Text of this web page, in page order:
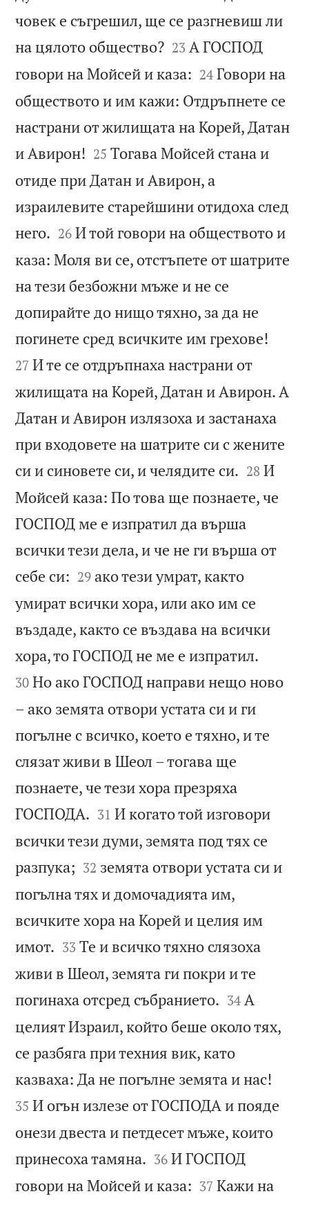
човек е съгрешил, ще се разгневиш ли
на цялото общество?
23 А ГОСПОД
говори на Мойсей и каза: 

24 Говори на
обществото и им кажи: Отдръпнете се
настрани от жилищата на Корей, Датан
и Авирон! 

25 Тогава Мойсей стана и
отиде при Датан и Авирон, а
израилевите старейшини отидоха след
него. 

26 И той говори на обществото и
каза: Моля ви се, отстъпете от шатрите
на тези безбожни мъже и не се
допирайте до нищо тяхно, за да не
погинете сред всичките им грехове!
27 И те се отдръпнаха настрани от
жилищата на Корей, Датан и Авирон. А
Датан и Авирон излязоха и застанаха
при входовете на шатрите си с жените
си и синовете си, и челядите си. 

28 И
Мойсей каза: По това ще познаете, че
ГОСПОД ме е изпратил да върша
всички тези дела, и че не ги върша от
себе си: 

29 ако тези умрат, както
умират всички хора, или ако им се
въздаде, както се въздава на всички
хора, то ГОСПОД не ме е изпратил.
30 Но ако ГОСПОД направи нещо ново
– ако земята отвори устата си и ги
погълне с всичко, което е тяхно, и те
слязат живи в Шеол – тогава ще
познаете, че тези хора презряха
ГОСПОДА. 

31 И когато той изговори
всички тези думи, земята под тях се
разпука; 

32 земята отвори устата си и
погълна тях и домочадията им,
всичките хора на Корей и целия им
имот. 

33 Те и всичко тяхно слязоха
живи в Шеол, земята ги покри и те
погинаха отсред събранието. 

34 А
целият Израил, който беше около тях,
се разбяга при техния вик, като
казваха: Да не погълне земята и нас!
35 И огън излезе от ГОСПОДА и пояде
онези двеста и петдесет мъже, които
принесоха тамяна. 

36 И ГОСПОД
говори на Мойсей и каза: 

37 Кажи на